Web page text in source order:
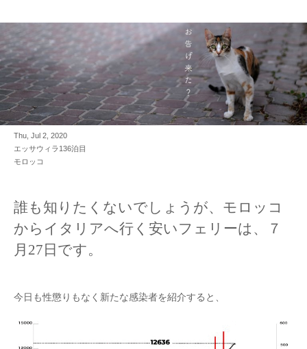
Thu, Jul 2, 2020
エッサウィラ136泊目
モロッコ
誰も知りたくないでしょうが、モロッコ
からイタリアへ行く安いフェリーは、７
月27日です。
今日も性懲りもなく新たな感染者を紹介すると、